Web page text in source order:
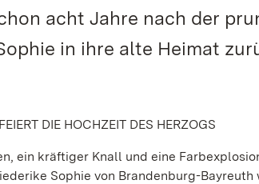
acht Jahre nach der
in ihre alte Heimat
DIE HOCHZEIT DES HERZOGS
ein kräftiger Knall und eine
Sophie von Brandenburg-